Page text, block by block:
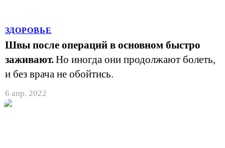
ЗДОРОВЬЕ
Швы после операций в основном быстро
заживают.Но иногда они продолжают болеть,
и без врача не обойтись.
6 апр. 2022